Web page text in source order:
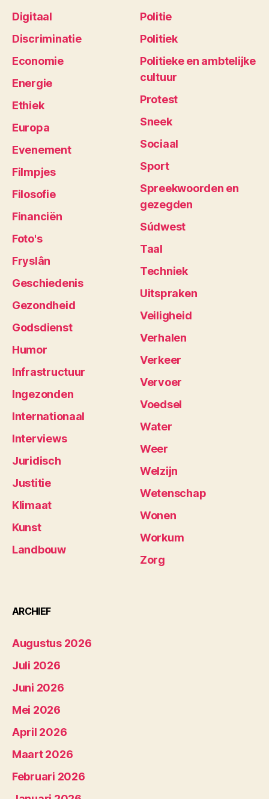
Digitaal
Discriminatie
Economie
Energie
Ethiek
Europa
Evenement
Filmpjes
Filosofie
Financiën
Foto's
Fryslân
Geschiedenis
Gezondheid
Godsdienst
Humor
Infrastructuur
Ingezonden
Internationaal
Interviews
Juridisch
Justitie
Klimaat
Kunst
Landbouw
Politie
Politiek
Politieke en ambtelijke
cultuur
Protest
Sneek
Sociaal
Sport
Spreekwoorden en
gezegden
Súdwest
Taal
Techniek
Uitspraken
Veiligheid
Verhalen
Verkeer
Vervoer
Voedsel
Water
Weer
Welzijn
Wetenschap
Wonen
Workum
Zorg
ARCHIEF
Augustus 2026
Juli 2026
Juni 2026
Mei 2026
April 2026
Maart 2026
Februari 2026